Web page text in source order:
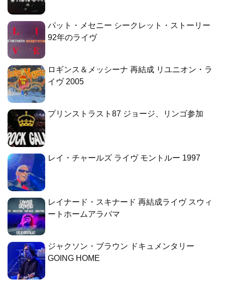
パット・メセニー シークレット・ストーリー
92年のライヴ
ロギンス＆メッシーナ 再結成 リユニオン・ラ
イヴ 2005
プリンストラスト87 ジョージ、リンゴ参加
レイ・チャールズ ライヴ モントルー 1997
レイナード・スキナード 再結成ライヴ スウィ
ートホームアラバマ
ジャクソン・ブラウン ドキュメンタリー
GOING HOME